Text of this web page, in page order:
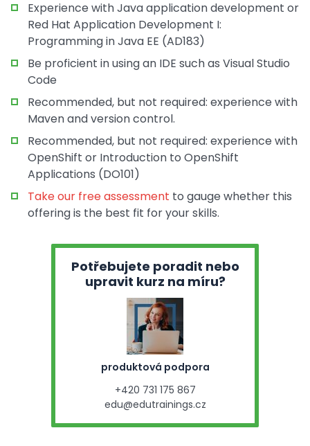
Experience with Java application development or
Red Hat Application Development I:
Programming in Java EE (AD183)
Be proficient in using an IDE such as Visual Studio
Code
Recommended, but not required: experience with
Maven and version control.
Recommended, but not required: experience with
OpenShift or Introduction to OpenShift
Applications (DO101)
Take our free assessment to gauge whether this
offering is the best fit for your skills.
Potřebujete poradit nebo
upravit kurz na míru?
produktová podpora
+420 731 175 867
edu@edutrainings.cz